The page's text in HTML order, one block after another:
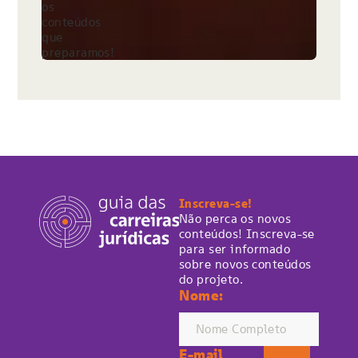
os
conteúdos
que
preparamos!
Inscreva-se!
Não perca os novos
conteúdos! Inscreva-se
para ser informado
sobre novos conteúdos
do projeto.
Nome: